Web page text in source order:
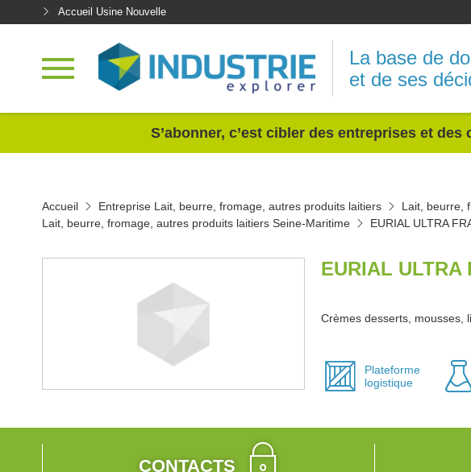
Accueil Usine Nouvelle
La base de
et de ses
S’abonner, c’est cibler des entreprises et
Accueil Entreprise Lait, beurre, fromage, autres produits laitiers
Lait, beurre,
Lait, beurre, fromage, autres produits laitiers Seine-Maritime
EURIAL ULTRA
EURIAL ULTRA
Crèmes desserts, mousses,
Plateforme
logistique
CONTACTS